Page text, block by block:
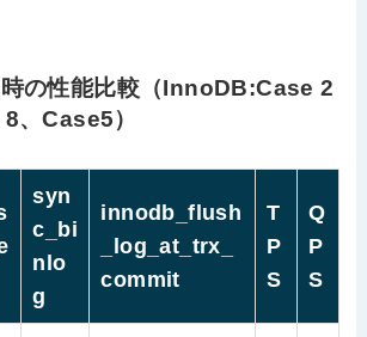
の性能比較 （InnoDB:Case 2
、Case5）
syn
c_bi
nlo
g
innodb_flush
_log_at_trx_
commit
T
P
S
Q
P
S